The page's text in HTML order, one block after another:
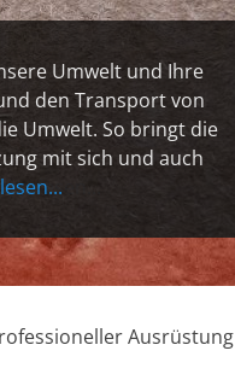
Umwelt und Ihre
den Transport von
Umwelt. So bringt die
mit sich und auch
Ausrüstung